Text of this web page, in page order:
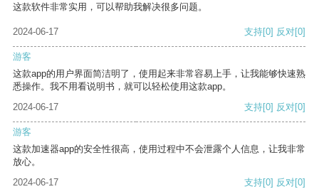
这款软件非常实用，可以帮助我解决很多问题。
2024-06-17 支持[0] 反对[0]
游客
这款app的用户界面简洁明了，使用起来非常容易上手，让我能够快速熟
悉操作。我不用看说明书，就可以轻松使用这款app。
2024-06-17
支持[0] 反对[0]
游客
这款加速器app的安全性很高，使用过程中不会泄露个人信息，让我非常
放心。
2024-06-17
支持[0] 反对[0]